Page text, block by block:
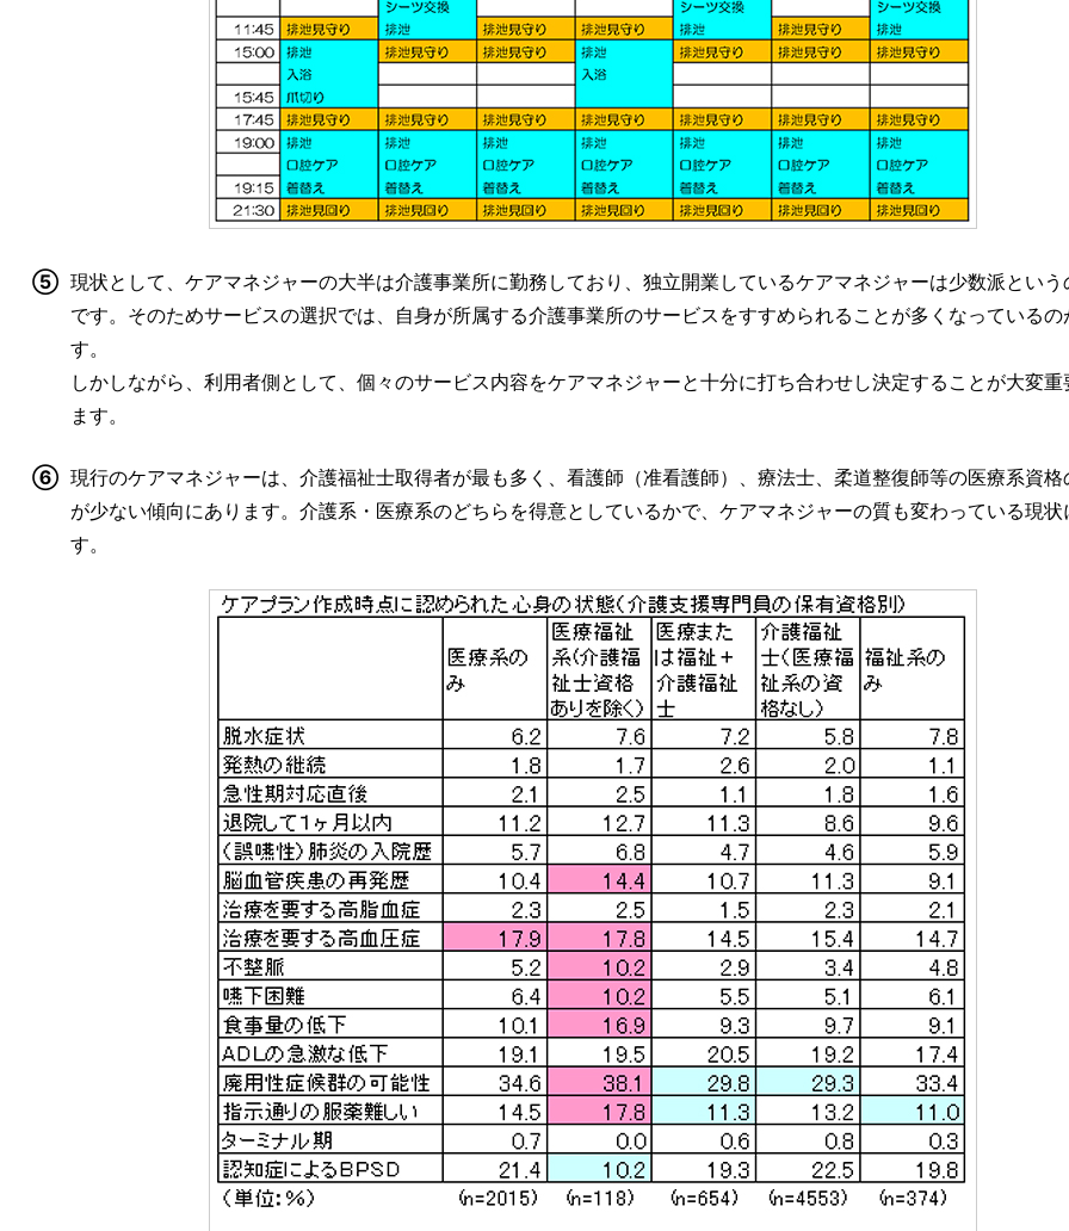
⑤ 現状として、ケアマネジャーの大半は介護事業所に勤務しており、独立開業しているケアマネジャーは少数派という
です。そのためサービスの選択では、自身が所属する介護事業所のサービスをすすめられることが多くなっているの
す。
しかしながら、利用者側として、個々のサービス内容をケアマネジャーと十分に打ち合わせし決定することが大変重
ます。
⑥ 現行のケアマネジャーは、介護福祉士取得者が最も多く、看護師（准看護師）、療法士、柔道整復師等の医療系資格
が少ない傾向にあります。介護系・医療系のどちらを得意としているかで、ケアマネジャーの質も変わっている現状
す。